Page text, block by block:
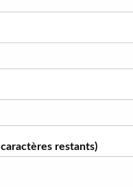
caractères restants)